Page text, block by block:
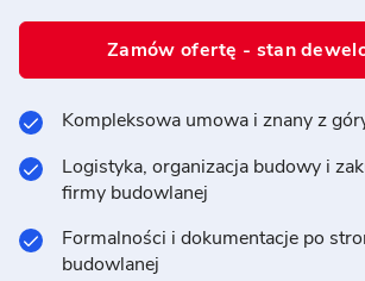
Zamów ofertę - stan
Kompleksowa umowa i znany z
Logistyka, organizacja budowy i
firmy budowlanej
Formalności i dokumentacje po
budowlanej